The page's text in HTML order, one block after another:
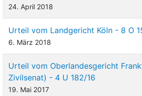
24. April 2018
Urteil vom Landgericht Köln - 8 O
6. März 2018
Urteil vom Oberlandesgericht
Zivilsenat) - 4 U 182/16
19. Mai 2017